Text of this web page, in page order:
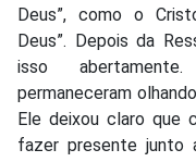
Deus”, como o
Deus”. Depois da
isso
permaneceram
Ele deixou claro que
fazer presente junto